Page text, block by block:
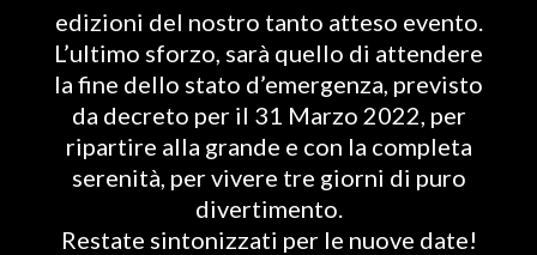
edizioni del nostro tanto atteso evento.
L’ultimo sforzo, sarà quello di attendere
la fine dello stato d’emergenza, previsto
da decreto per il 31 Marzo 2022, per
ripartire alla grande e con la completa
serenità, per vivere tre giorni di puro
divertimento.
Restate sintonizzati per le nuove date!